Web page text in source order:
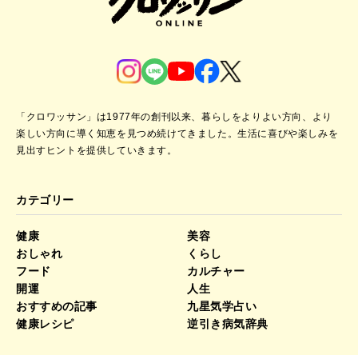
「クロワッサン」は1977年の創刊以来、暮らしをよりよい方向、より
楽しい方向に導く知恵を見つめ続けてきました。生活に喜びや楽しみを
見出すヒントを提供していきます。
カテゴリー
健康
美容
おしゃれ
くらし
フード
カルチャー
開運
人生
おすすめの記事
九星気学占い
健康レシピ
逆引き病気辞典